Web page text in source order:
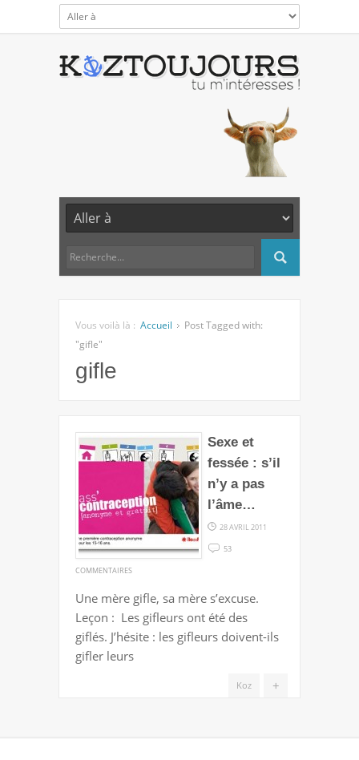
Vous voilà là : Accueil
Post Tagged with:
"gifle"
gifle
Sexe et
fessée : s’il
n’y a pas
l’âme…
28 AVRIL 2011
53
COMMENTAIRES
ET
FESSÉE
:
S’IL
L’ÂME…
Une mère gifle, sa mère s’excuse.
Leçon : Les gifleurs ont été des
giflés. J’hésite : les gifleurs doivent-ils
gifler leurs
+
Koz